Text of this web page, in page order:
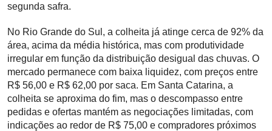
segunda safra.
No Rio Grande do Sul, a colheita já atinge cerca de 92% da
área, acima da média histórica, mas com produtividade
irregular em função da distribuição desigual das chuvas. O
mercado permanece com baixa liquidez, com preços entre
R$ 56,00 e R$ 62,00 por saca. Em Santa Catarina, a
colheita se aproxima do fim, mas o descompasso entre
pedidas e ofertas mantém as negociações limitadas, com
indicações ao redor de R$ 75,00 e compradores próximos